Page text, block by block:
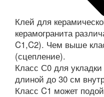
Клей для
керамогранита
C1,C2). Чем выше
(сцепление).
Класс С0 для
длиной до 30 см
Класс C1 может